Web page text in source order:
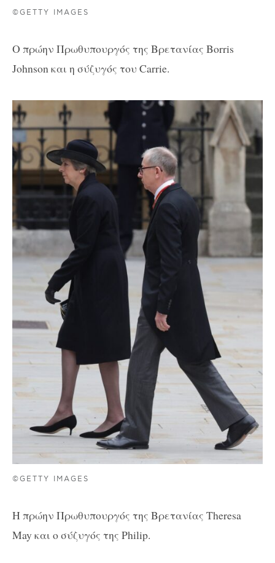
©GETTY IMAGES
Ο πρώην Πρωθυπουργός της Βρετανίας Borris
Johnson και η σύζυγός του Carrie.
©GETTY IMAGES
Η πρώην Πρωθυπουργός της Βρετανίας Theresa
May και ο σύζυγός της Philip.